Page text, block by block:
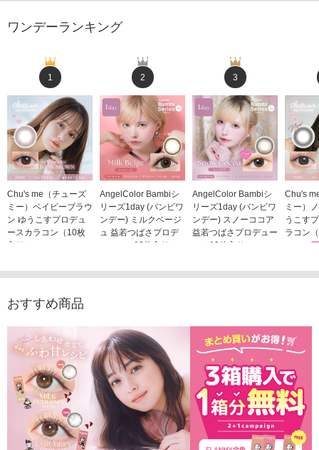
ワンデーランキング
1
Chu's me（チューズ
ミー）ベイビーブラウ
ン ゆうこすプロデュ
ースカラコン（10枚
入り）
2
AngelColor Bambiシ
リーズ1day (バンビワ
ンデー) ミルクベージ
ュ 益若つばさプロデ
ュース（10枚入り）
3
AngelColor Bambiシ
リーズ1day (バンビワ
ンデー) スノーココア
益若つばさプロデュー
ス（10枚入り）
Chu's
ミー）
うこす
ラコン
1,705
おすすめ商品